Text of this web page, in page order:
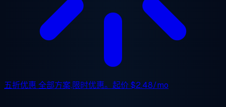
五折优惠 全部方案,限时优惠。起价$2.48/mo